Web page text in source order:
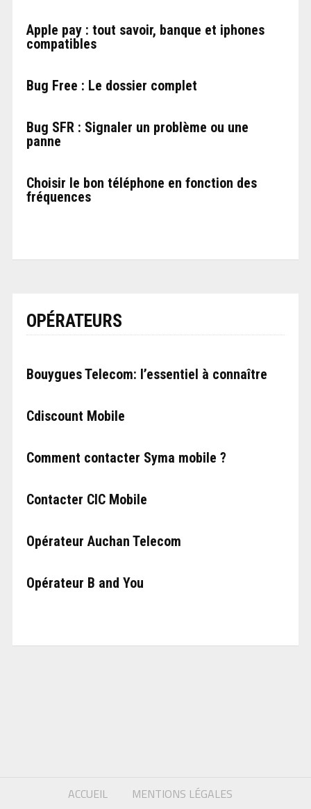
Apple pay : tout savoir, banque et iphones
compatibles
Bug Free : Le dossier complet
Bug SFR : Signaler un problème ou une
panne
Choisir le bon téléphone en fonction des
fréquences
OPÉRATEURS
Bouygues Telecom: l’essentiel à connaître
Cdiscount Mobile
Comment contacter Syma mobile ?
Contacter CIC Mobile
Opérateur Auchan Telecom
Opérateur B and You
ACCUEIL MENTIONS LÉGALES